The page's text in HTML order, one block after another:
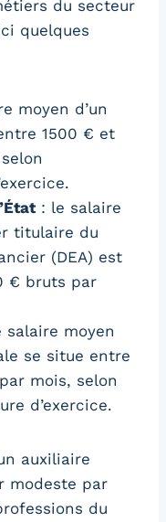
du secteur
quelques
moyen d’un
1500 € et
: le salaire
titulaire du
(DEA) est
€ bruts par
salaire moyen
se situe entre
mois, selon
d’exercice.
auxiliaire
modeste par
du